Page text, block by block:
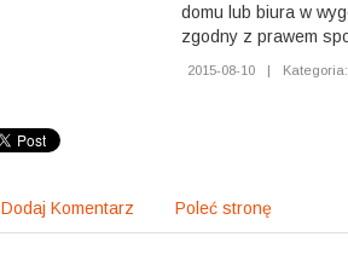
domu lub biura w
zgodny z prawem
2015-08-10 |
Dodaj Komentarz Poleć stronę